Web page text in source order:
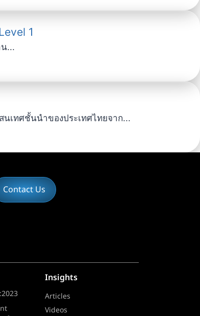
1
...
เทศชั้นนำของประเทศไทยจาก...
Contact Us
Insights
Articles
Videos​